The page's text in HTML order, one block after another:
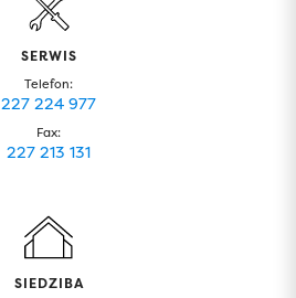
SERWIS
Telefon:
227 224 977
Fax:
227 213 131
SIEDZIBA